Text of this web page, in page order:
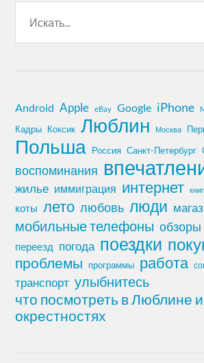
Android Apple eBay Google iPhone
Кадры Коксик Люблин Москва
Польша Россия Санкт-Петербург
воспоминания
жилье иммиграция интернет
коты лето любовь люди
мобильные телефоны обзоры
переезд погода поездки
проблемы программы работа
транспорт улыбнитесь
что посмотреть в Люблине и
окрестностях